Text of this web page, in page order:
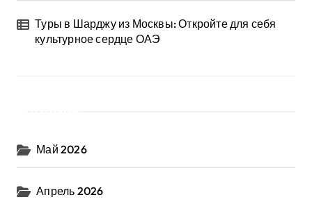
Туры в Шарджу из Москвы: Откройте для себя
культурное сердце ОАЭ
Май 2026
Апрель 2026